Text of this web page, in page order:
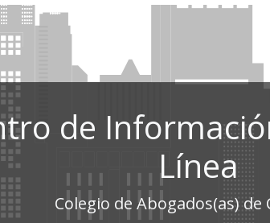
de
Línea
Colegio de Abogados(as) de